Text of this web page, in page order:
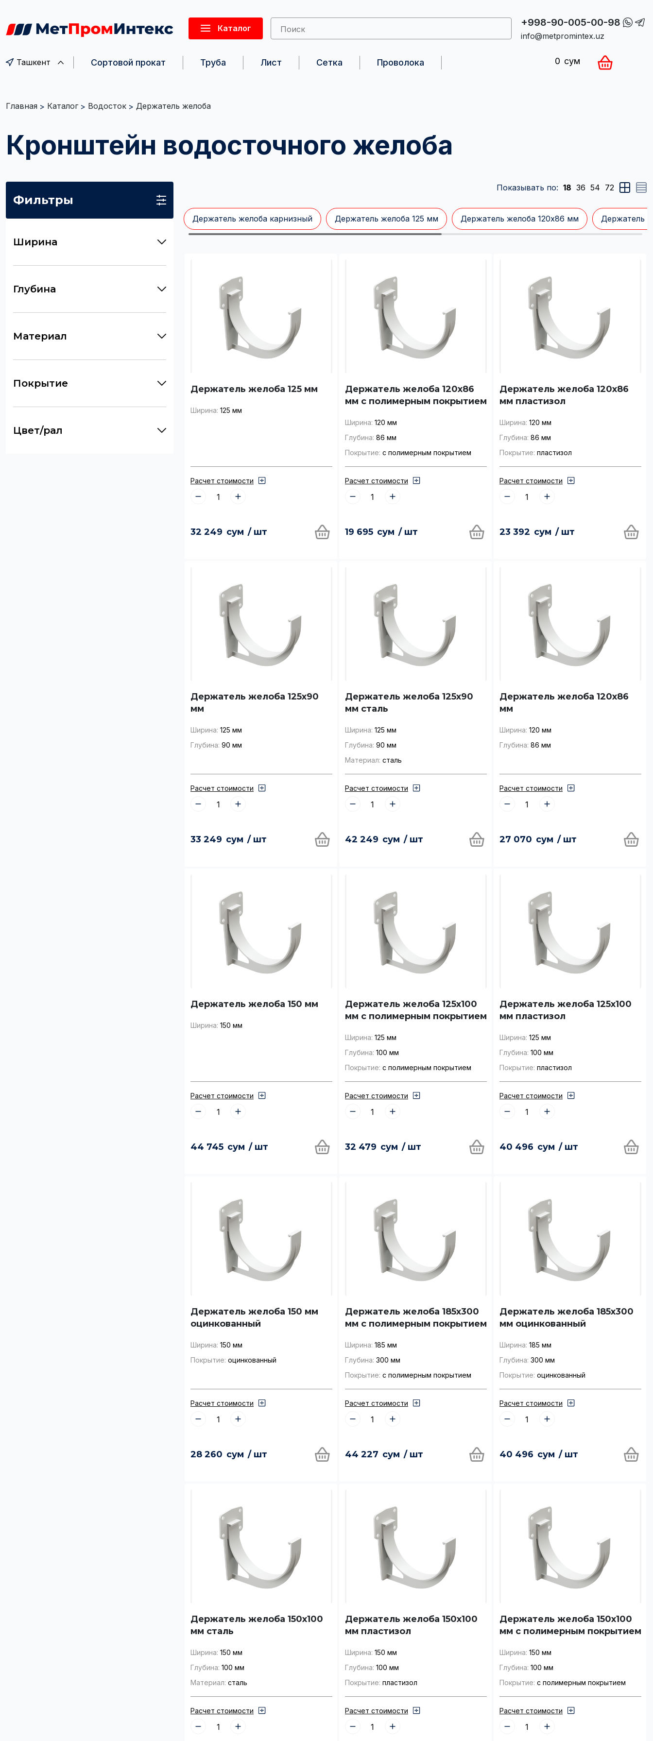
Каталог +998-90-005-00-98
info@metpromintex.uz
Ташкент Сортовой прокат Труба Лист Сетка Проволока 0 сум
Номер телефона:
Заполняя форму Вы соглашаетесь с
политикой конфиденциальности и
Да, удалить
Главная Каталог Водосток Держатель желоба
Кронштейн водосточного желоба
Фильтры
Ширина
Глубина
Материал
Покрытие
Цвет/рал
Показывать по: 18 36 54 72
Держатель желоба карнизный Держатель желоба 125 мм Держатель желоба 120х86 мм Держатель
Держатель желоба 125 мм
Ширина: 125 мм
Расчет стоимости
32 249 сум / шт
Держатель желоба 120x86
мм с полимерным покрытием
Ширина: 120 мм
Глубина: 86 мм
Покрытие: с полимерным покрытием
Расчет стоимости
19 695 сум / шт
Держатель желоба 120x86
мм пластизол
Ширина: 120 мм
Глубина: 86 мм
Покрытие: пластизол
Расчет стоимости
23 392 сум / шт
Держатель желоба 125x90
мм
Ширина: 125 мм
Глубина: 90 мм
Расчет стоимости
33 249 сум / шт
Держатель желоба 125x90
мм сталь
Ширина: 125 мм
Глубина: 90 мм
Материал: сталь
Расчет стоимости
42 249 сум / шт
Держатель желоба 120x86
мм
Ширина: 120 мм
Глубина: 86 мм
Расчет стоимости
27 070 сум / шт
Держатель желоба 150 мм
Ширина: 150 мм
Расчет стоимости
44 745 сум / шт
Держатель желоба 125x100
мм с полимерным покрытием
Ширина: 125 мм
Глубина: 100 мм
Покрытие: с полимерным покрытием
Расчет стоимости
32 479 сум / шт
Держатель желоба 125x100
мм пластизол
Ширина: 125 мм
Глубина: 100 мм
Покрытие: пластизол
Расчет стоимости
40 496 сум / шт
Держатель желоба 150 мм
оцинкованный
Ширина: 150 мм
Покрытие: оцинкованный
Расчет стоимости
28 260 сум / шт
Держатель желоба 185x300
мм с полимерным покрытием
Ширина: 185 мм
Глубина: 300 мм
Покрытие: с полимерным покрытием
Расчет стоимости
44 227 сум / шт
Держатель желоба 185x300
мм оцинкованный
Ширина: 185 мм
Глубина: 300 мм
Покрытие: оцинкованный
Расчет стоимости
40 496 сум / шт
Держатель желоба 150x100
мм сталь
Ширина: 150 мм
Глубина: 100 мм
Материал: сталь
Расчет стоимости
Держатель желоба 150x100
мм пластизол
Ширина: 150 мм
Глубина: 100 мм
Покрытие: пластизол
Расчет стоимости
Держатель желоба 150x100
мм с полимерным покрытием
Ширина: 150 мм
Глубина: 100 мм
Покрытие: с полимерным покрытием
Расчет стоимости
Номер телефона:
Заполняя форму Вы соглашаетесь с политикой конфиденциальности и обработкой
персональных данных